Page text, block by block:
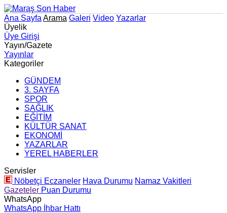
Ana Sayfa Arama Galeri Video Yazarlar
Üyelik
Üye Girişi
Yayın/Gazete
Yayınlar
Kategoriler
GÜNDEM
3. SAYFA
SPOR
SAĞLIK
EĞİTİM
KÜLTÜR SANAT
EKONOMİ
YAZARLAR
YEREL HABERLER
Servisler
Nöbetçi Eczaneler Hava Durumu Namaz Vakitleri
Gazeteler Puan Durumu
WhatsApp
WhatsApp İhbar Hattı